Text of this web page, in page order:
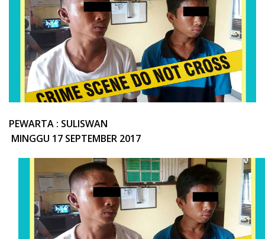
PEWARTA : SULISWAN
MINGGU 17 SEPTEMBER 2017